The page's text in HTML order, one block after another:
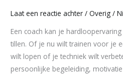
Laat een reactie achter /Overig /
Een coach kan je
tillen. Of je nu wilt trainen voor je
wilt lopen of je techniek wilt
persoonlijke begeleiding,